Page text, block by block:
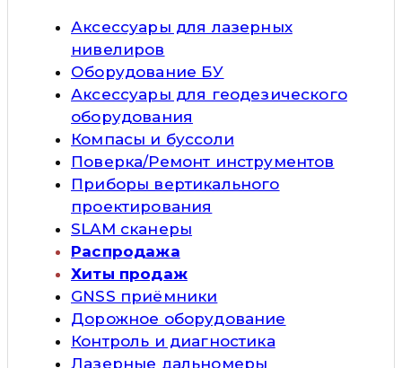
Аксессуары для лазерных
нивелиров
Оборудование БУ
Аксессуары для геодезического
оборудования
Компасы и буссоли
Поверка/Ремонт инструментов
Приборы вертикального
проектирования
SLAM сканеры
Распродажа
Хиты продаж
GNSS приёмники
Дорожное оборудование
Контроль и диагностика
Лазерные дальномеры